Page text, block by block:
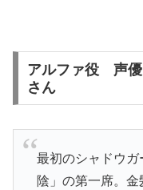
アルファ役 声優
さん
最初のシャドウ
陰」の第一席。